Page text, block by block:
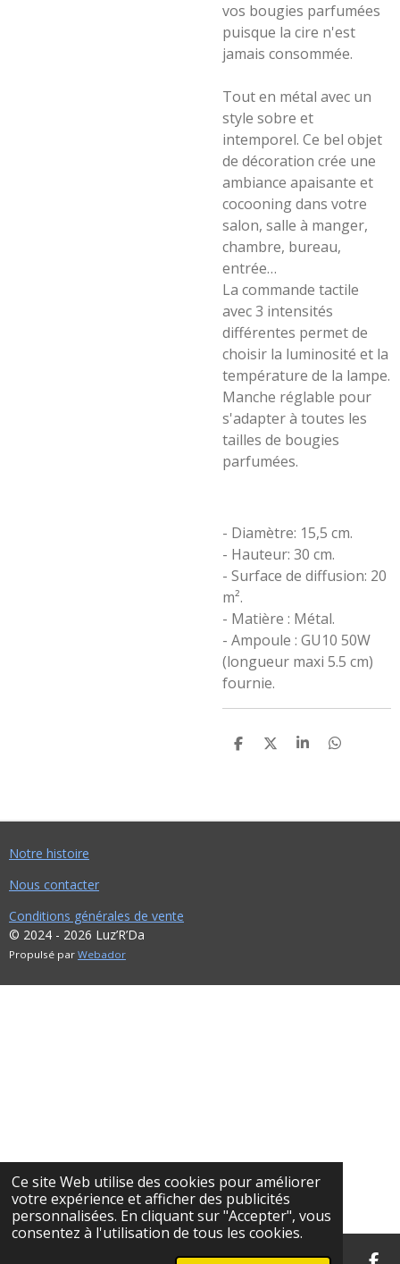
Ce site Web utilise des cookies pour améliorer
votre expérience et afficher des publicités
personnalisées. En cliquant sur "Accepter", vous
consentez à l'utilisation de tous les cookies.
vos bougies parfumées
puisque la cire n'est
jamais consommée.
Tout en métal avec un
style sobre et
intemporel. Ce bel objet
de décoration crée une
ambiance apaisante et
cocooning dans votre
salon, salle à manger,
chambre, bureau,
entrée…
La commande tactile
avec 3 intensités
différentes permet de
choisir la luminosité et la
température de la lampe.
Manche réglable pour
s'adapter à toutes les
tailles de bougies
parfumées.
- Diamètre: 15,5 cm.
- Hauteur: 30 cm.
- Surface de diffusion: 20
m².
- Matière : Métal.
- Ampoule : GU10 50W
(longueur maxi 5.5 cm)
fournie.
P
G
P
G
P
G
P
G
Notre histoire
Nous contacter
Conditions générales de vente
© 2024 - 2026 Luz’R’Da
Propulsé par Webador